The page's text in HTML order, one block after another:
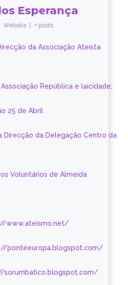
Esperança
Website + posts
da Associação Ateísta
República e laicidade;
25 de Abril
Direcção da Delegação Centro da
Voluntários de Almeida
www.ateismo.net/
ponteeuropa.blogspot.com/
sorumbatico.blogspot.com/